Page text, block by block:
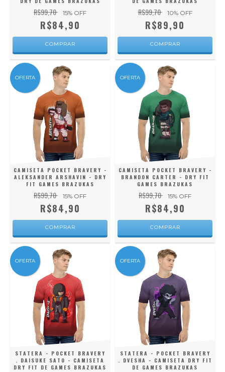
R$99,70 15% OFF
R$84,90
COMPRAR
R$99,70 10% OFF
R$89,90
COMPRAR
OFERTA
CAMISETA POCKET BRAVERY -
ALEKSANDER ARSHAVIN - DRY
FIT GAMES BRAZUKAS
R$99,70 15% OFF
R$84,90
COMPRAR
OFERTA
CAMISETA POCKET BRAVERY -
BRANDON CARTER - DRY FIT
GAMES BRAZUKAS
R$99,70 15% OFF
R$84,90
COMPRAR
OFERTA
STATERA - POCKET BRAVERY
. DAISUKE SATO - CAMISETA
DRY FIT DE GAMES BRAZUKAS
OFERTA
STATERA - POCKET BRAVERY
. DVESHA - CAMISETA DRY FIT
DE GAMES BRAZUKAS